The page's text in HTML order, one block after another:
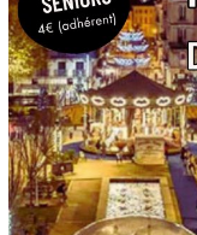
NOEL
DE
PERIGUEUX